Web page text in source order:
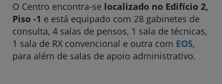
O Centro encontra-se localizado no Edifício 2,
Piso -1 e está equipado com 28 gabinetes de
consulta, 4 salas de pensos, 1 sala de técnicas,
1 sala de RX convencional e outra com EOS,
para além de salas de apoio administrativo.